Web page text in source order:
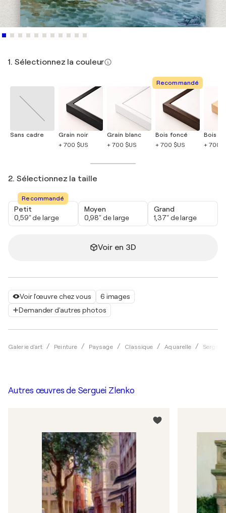
Voir l'œuvre chez vous
6 images
Demander d'autres photos
Galerie d'art Peinture Paysage Classique Aquarelle Serguei
1. Sélectionnez la couleur
Sans cadre
Grain noir
+ 700 $US
Grain blanc
+ 700 $US
Recommandé
Bois foncé
+ 700 $US
Bois
+ 700
2. Sélectionnez la taille
Recommandé
Petit
0,59" de large
Moyen
0,98" de large
Grand
1,37" de large
Voir en 3D
Autres œuvres de Serguei Zlenko